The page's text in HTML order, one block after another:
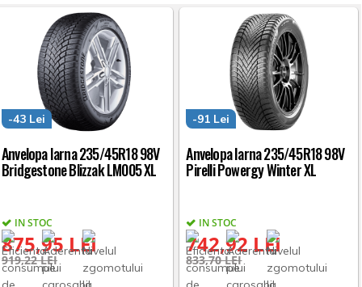
Anvelopa Iarna 235/45R18 98V
Bridgestone Blizzak LM005 XL
IN STOC
875,95 LEI
-43 Lei
919,22 LEI
Anvelopa Iarna 235/45R18 98V
Pirelli Powergy Winter XL
IN STOC
742,92 LEI
-91 Lei
833,70 LEI